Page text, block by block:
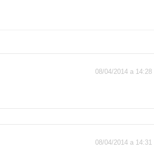
08/04/2014 a 14:28
08/04/2014 a 14:31